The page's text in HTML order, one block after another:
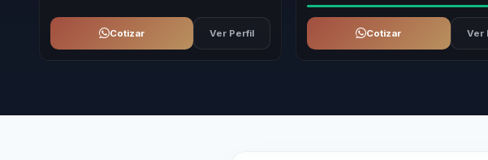
Cotizar Ver Perfil Cotizar Ver